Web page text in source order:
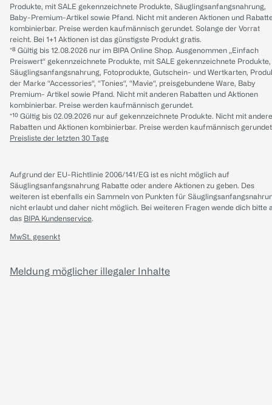
Produkte, mit SALE gekennzeichnete Produkte, Säuglingsanfangsnahrung,
Baby-Premium-Artikel sowie Pfand. Nicht mit anderen Aktionen und
kombinierbar. Preise werden kaufmännisch gerundet. Solange der Vorrat
reicht. Bei 1+1 Aktionen ist das günstigste Produkt gratis.
*⁸ Gültig bis 12.08.2026 nur im BIPA Online Shop. Ausgenommen „Einfach
Preiswert“ gekennzeichnete Produkte, mit SALE gekennzeichnete Produkte,
Säuglingsanfangsnahrung, Fotoprodukte, Gutschein- und Wertkarten,
der Marke “Accessories“, “Tonies“, “Mavie“, preisgebundene Ware, Baby
Premium- Artikel sowie Pfand. Nicht mit anderen Rabatten und Aktionen
kombinierbar. Preise werden kaufmännisch gerundet.
*¹⁰ Gültig bis 02.09.2026 nur auf gekennzeichnete Produkte. Nicht mit
Rabatten und Aktionen kombinierbar. Preise werden kaufmännisch
Preisliste der letzten 30 Tage
Aufgrund der EU-Richtlinie 2006/141/EG ist es nicht möglich auf
Säuglingsanfangsnahrung Rabatte oder andere Aktionen zu geben. Des
weiteren ist ebenfalls ein Sammeln von Punkten für
nicht erlaubt und daher nicht möglich. Bei weiteren Fragen wende dich bitte
das BIPA Kundenservice.
MwSt. gesenkt
Meldung möglicher illegaler Inhalte